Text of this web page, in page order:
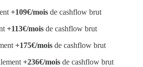
+109€/mois de cashflow brut
+113€/mois de cashflow brut
+175€/mois de cashflow brut
+236€/mois de cashflow brut